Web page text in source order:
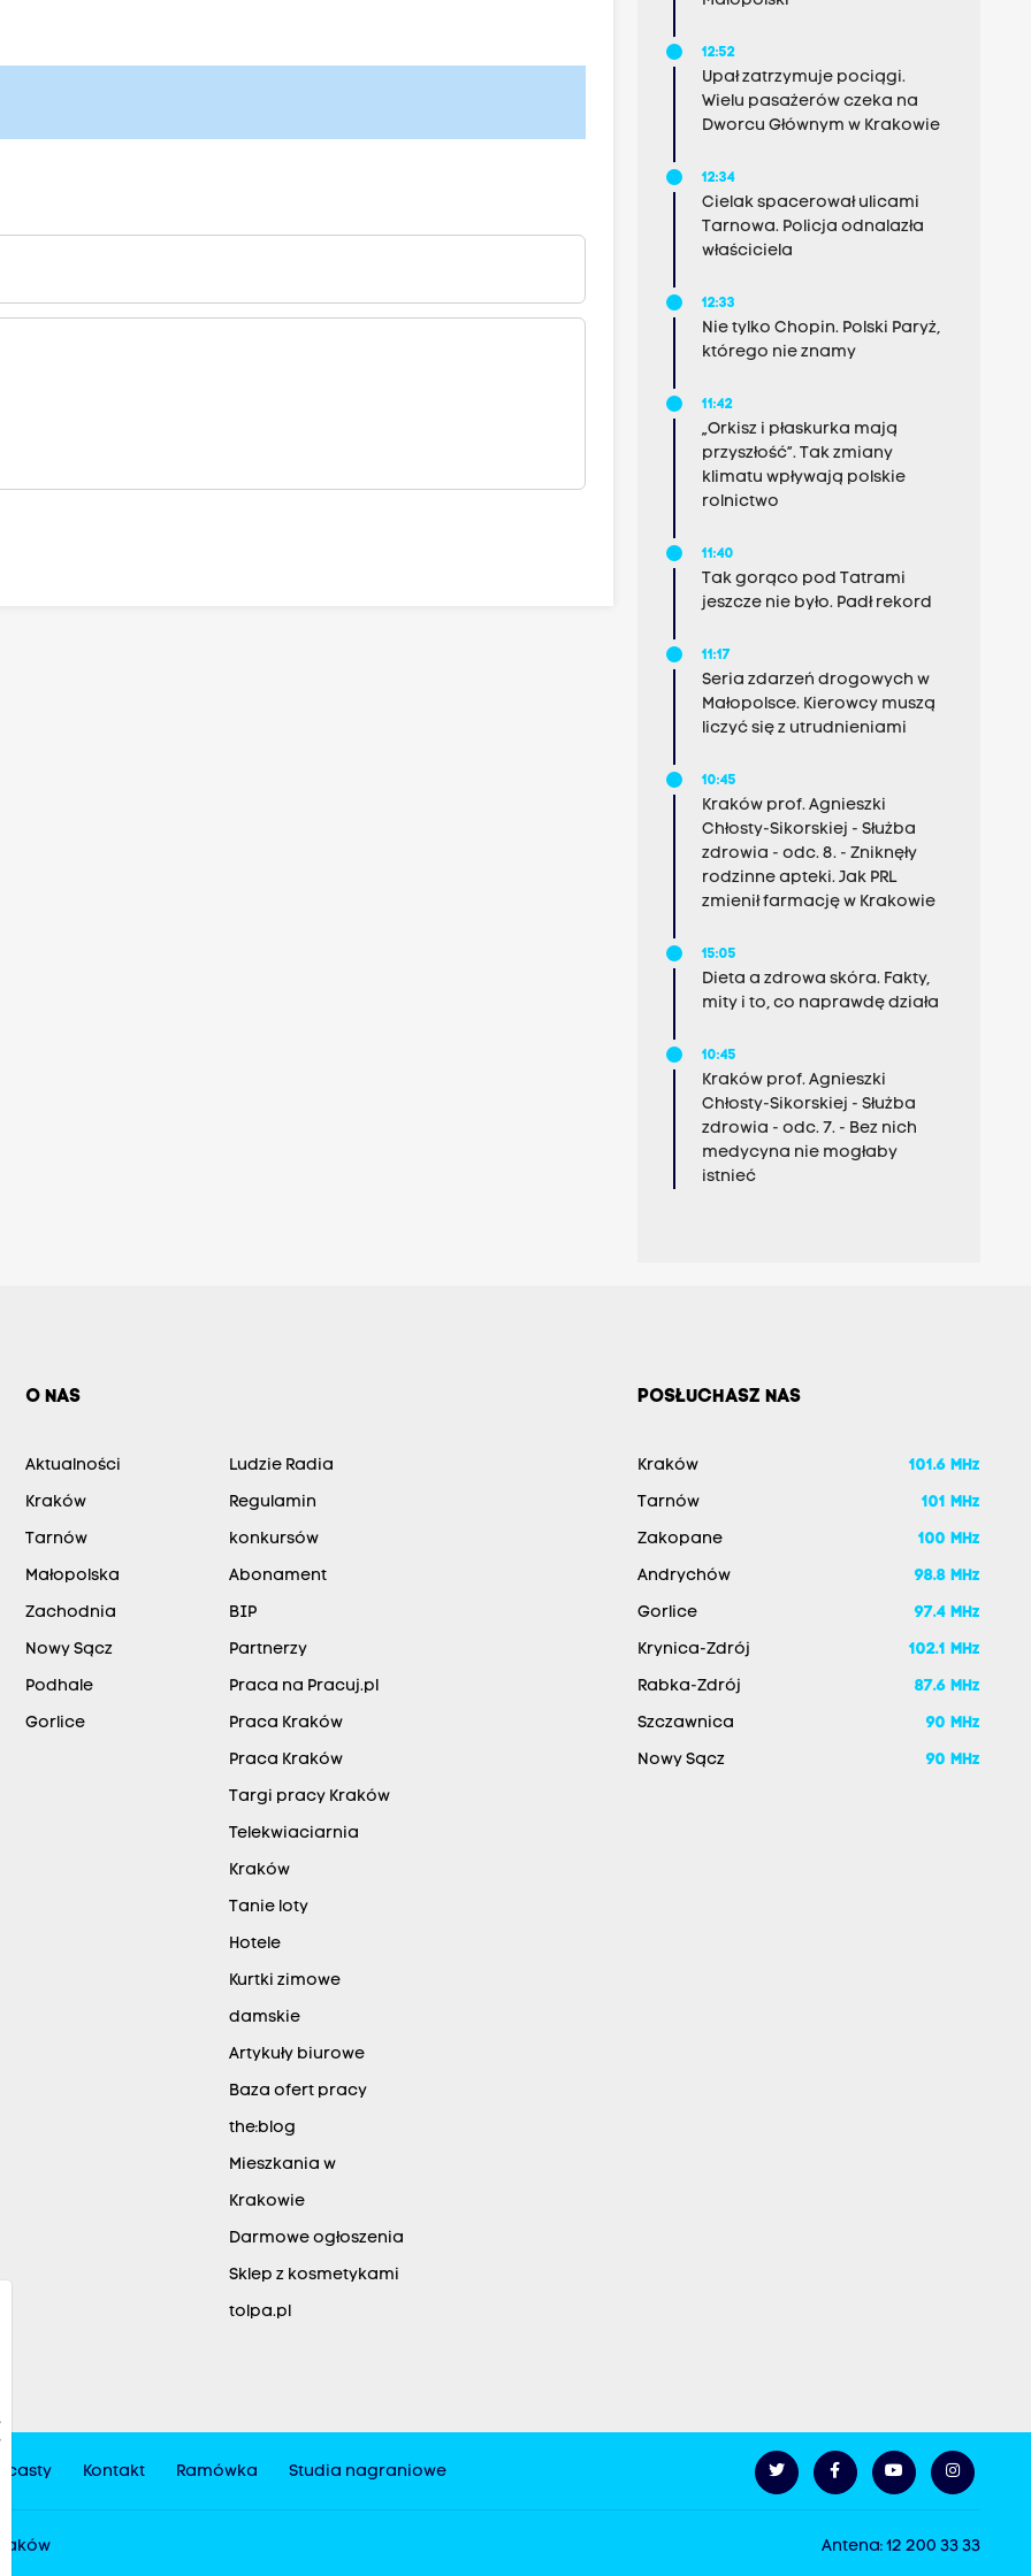
12:52
Upał zatrzymuje pociągi.
Wielu pasażerów czeka na
Dworcu Głównym w Krakowie
12:34
Cielak spacerował ulicami
Tarnowa. Policja odnalazła
właściciela
12:33
Nie tylko Chopin. Polski Paryż,
którego nie znamy
11:42
„Orkisz i płaskurka mają
przyszłość”. Tak zmiany
klimatu wpływają polskie
rolnictwo
11:40
Tak gorąco pod Tatrami
jeszcze nie było. Padł rekord
11:17
Seria zdarzeń drogowych w
Małopolsce. Kierowcy muszą
liczyć się z utrudnieniami
10:45
Kraków prof. Agnieszki
Chłosty-Sikorskiej - Służba
zdrowia - odc. 8. - Zniknęły
rodzinne apteki. Jak PRL
zmienił farmację w Krakowie
15:05
Dieta a zdrowa skóra. Fakty,
mity i to, co naprawdę działa
10:45
Kraków prof. Agnieszki
Chłosty-Sikorskiej - Służba
zdrowia - odc. 7. - Bez nich
medycyna nie mogłaby
istnieć
O NAS
Aktualności
Kraków
Tarnów
Małopolska
Zachodnia
Nowy Sącz
Podhale
Gorlice
Ludzie Radia
Regulamin
konkursów
Abonament
BIP
Partnerzy
Praca na Pracuj.pl
Praca Kraków
Praca Kraków
Targi pracy Kraków
Telekwiaciarnia
Kraków
Tanie loty
Hotele
Kurtki zimowe
damskie
Artykuły biurowe
Baza ofert pracy
the:blog
Mieszkania w
Krakowie
Darmowe ogłoszenia
Sklep z kosmetykami
tolpa.pl
POSŁUCHASZ NAS
Kraków 101.6 MHz
Tarnów 101 MHz
Zakopane 100 MHz
Andrychów 98.8 MHz
Gorlice 97.4 MHz
Krynica-Zdrój 102.1 MHz
Rabka-Zdrój 87.6 MHz
Szczawnica 90 MHz
Nowy Sącz 90 MHz
Kontakt Ramówka Studia nagraniowe
Antena: 12 200 33 33